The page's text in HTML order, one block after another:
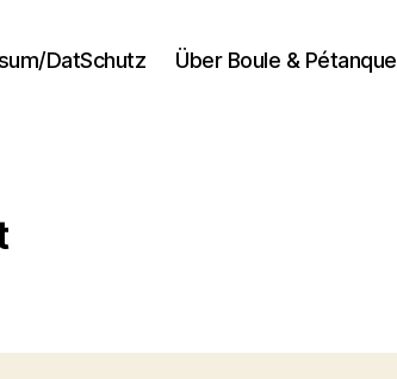
DatSchutz Über Boule & Pétanque